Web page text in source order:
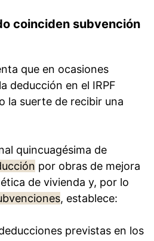
coinciden subvención
que en ocasiones
deducción en el IRPF
la suerte de recibir una
quincuagésima de
por obras de mejora
de vivienda y, por lo
, establece:
previstas en los